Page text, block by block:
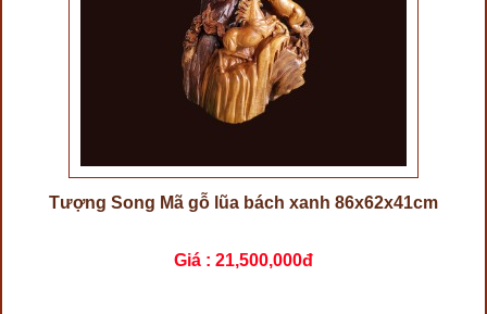
Tượng Song Mã gỗ lũa bách xanh 86x62x41cm
Giá : 21,500,000đ